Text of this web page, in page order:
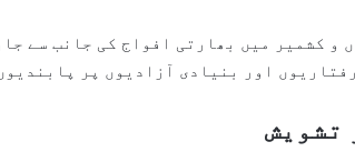
و کشمیر میں بھارتی افواج کی جانب سے
اور بنیادی آزادیوں پر
تشویش